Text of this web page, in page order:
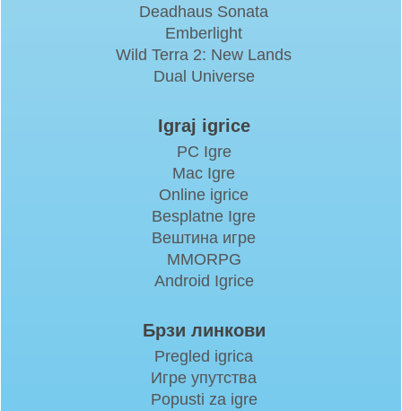
Deadhaus Sonata
Emberlight
Wild Terra 2: New Lands
Dual Universe
Igraj igrice
PC Igre
Mac Igre
Online igrice
Besplatne Igre
Вештина игре
MMORPG
Android Igrice
Брзи линкови
Pregled igrica
Игре упутства
Popusti za igre